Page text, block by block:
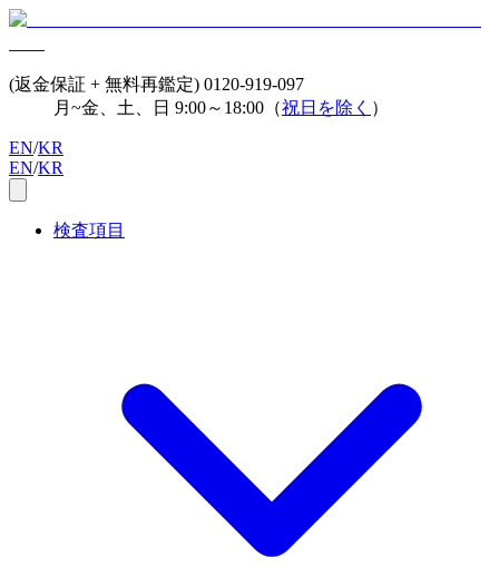
(返金保証 + 無料再鑑定) 0120-919-097
月~金、土、日 9:00～18:00（祝日を除く ）
EN/KR
EN/KR
検査項目